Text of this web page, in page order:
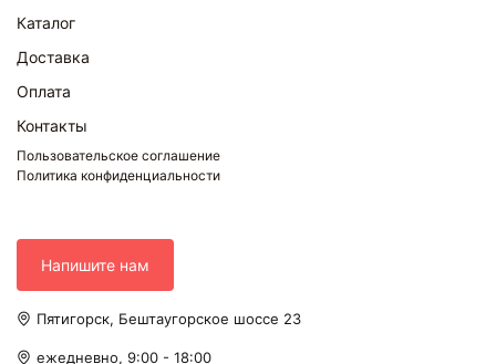
Каталог
Доставка
Оплата
Контакты
Пользовательское соглашение
Политика конфиденциальности
Напишите нам
Пятигорск, Бештаугорское шоссе 23
ежедневно, 9:00 - 18:00